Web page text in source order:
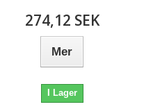
274,12 SEK
Mer
I Lager